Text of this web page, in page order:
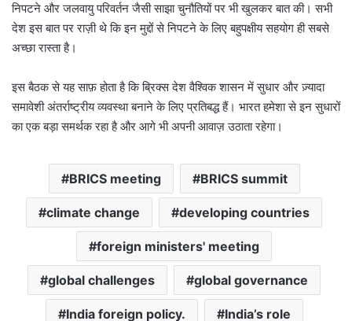
निपटने और जलवायु परिवर्तन जैसी साझा चुनौतियों पर भी खुलकर बात की। सभी
देश इस बात पर राज़ी थे कि इन मुद्दों से निपटने के लिए बहुपक्षीय सहयोग ही सबसे
अच्छा रास्ता है।
इस बैठक से यह साफ़ होता है कि ब्रिक्स देश वैश्विक शासन में सुधार और ज़्यादा
समावेशी अंतर्राष्ट्रीय व्यवस्था बनाने के लिए प्रतिबद्ध हैं। भारत हमेशा से इन सुधारों
का एक बड़ा समर्थक रहा है और आगे भी अपनी आवाज़ उठाता रहेगा।
BRICS meeting BRICS summit
climate change developing countries
foreign ministers' meeting
global challenges global governance
India foreign policy. India’s role